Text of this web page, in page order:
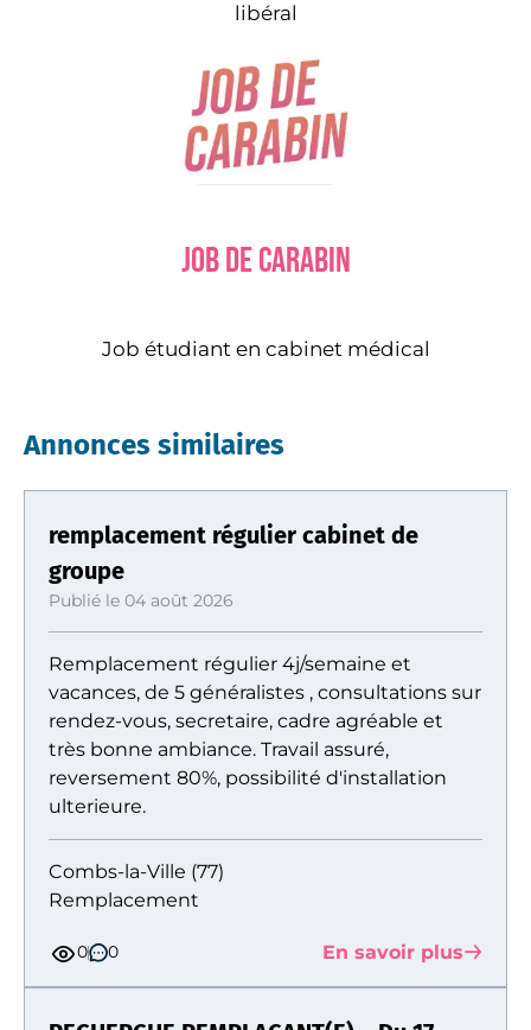
libéral
Job de carabin
Job étudiant en cabinet médical
Annonces similaires
remplacement régulier cabinet de
groupe
Publié le 04 août 2026
Remplacement régulier 4j/semaine et
vacances, de 5 généralistes , consultations sur
rendez-vous, secretaire, cadre agréable et
très bonne ambiance. Travail assuré,
reversement 80%, possibilité d'installation
ulterieure.
Combs-la-Ville (77)
Remplacement
0 0 En savoir plus